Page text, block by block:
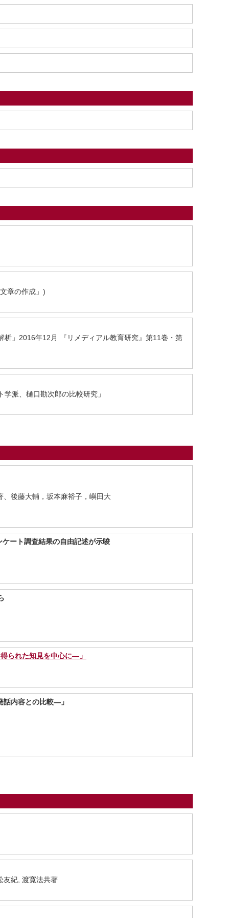
章の作成」)
」2016年12月 『リメディアル教育研究』第11巻・第
派、樋口勘次郎の比較研究」
、後藤大輔，坂本麻裕子，嶼田大
ート調査結果の自由記述が示唆
られた知見を中心に―」
話内容との比較―」
友紀, 渡寛法共著